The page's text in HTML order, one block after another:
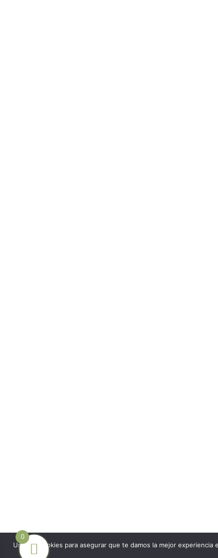
0
Usamos cookies para asegurar que te damos la mejor